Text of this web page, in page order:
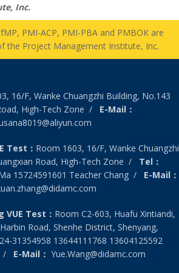
Inc.
PMI-ACP, PMI-PBA and PMBOK are
the Project Management Institute, Inc.
16/F, Wanke Chuangzhi Building, No.143
High-Tech Zone / E-Mail：
Test： Room 1603, 16/F, Wanke Chuangzhi
Road, High-Tech Zone / Tel：
15724591601 Teacher Chang / E-Mail：
Test： Room C2-603, Huafu Xintiandi,
Road, Shenhe District, Shenyang,
31354958 13644111768 13604125592
/ E-Mail： Yue.Wang@didamc.com